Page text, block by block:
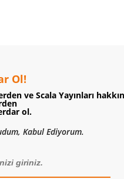
Ol!
ve Scala Yayınları
ol.
Kabul Ediyorum.